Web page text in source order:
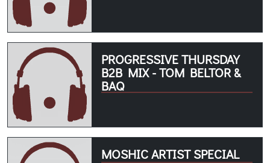
PROGRESSIVE THURSDAY
B2B MIX - TOM BELTOR &
BAQ
MOSHIC ARTIST SPECIAL